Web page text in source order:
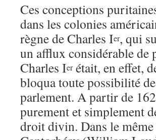
Ces conceptions
dans les colonies
règne de Charles Ier, qui
un afflux considérable
Charles Ierétait, en effet,
bloqua toute possibilité
parlement. A partir de
purement et simplement
droit divin. Dans le même